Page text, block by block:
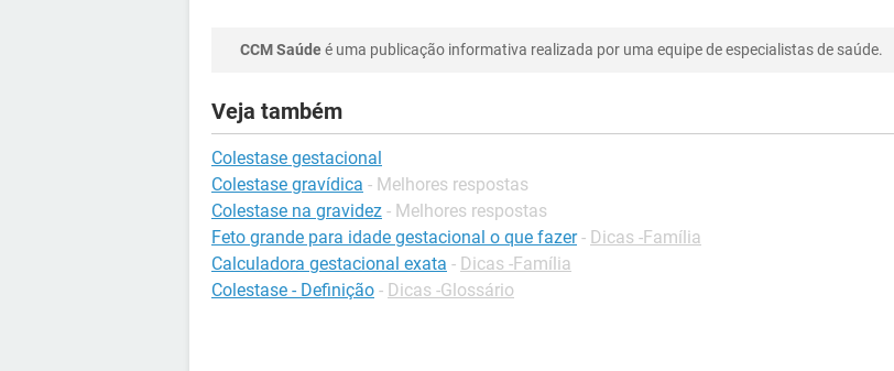
CCM Saúdeé uma publicação informativa realizada por uma equipe de especialistas de saúde.
Veja também
Colestase gestacional
Colestase gravídica - Melhores respostas
Colestase na gravidez - Melhores respostas
Feto grande para idade gestacional o que fazer - Dicas -Família
Calculadora gestacional exata - Dicas -Família
Colestase - Definição - Dicas -Glossário